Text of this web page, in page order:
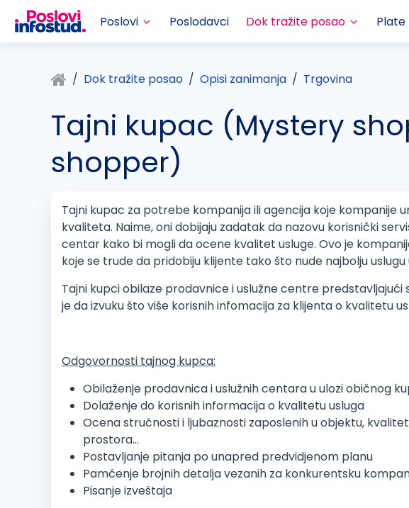
Poslovi Poslodavci Dok tražite posao Plate
Dok tražite posao Opisi zanimanja Trgovina
Tajni kupac (Mystery
shopper)
Tajni kupac za potrebe kompanija ili agencija koje kompanije
kvaliteta. Naime, oni dobijaju zadatak da nazovu korisnički
centar kako bi mogli da ocene kvalitet usluge. Ovo je
koje se trude da pridobiju klijente tako što nude najbolju uslugu
Tajni kupci obilaze prodavnice i uslužne centre predstavljajući
je da izvuku što više korisnih infomacija za klijenta o kvalitetu
Odgovornosti tajnog kupca:
Obilaženje prodavnica i uslužnih centara u ulozi običnog
Dolaženje do korisnih informacija o kvalitetu usluga
Ocena stručnosti i ljubaznosti zaposlenih u objektu,
prostora...
Postavljanje pitanja po unapred predvidjenom planu
Pamćenje brojnih detalja vezanih za konkurentsku
Pisanje izveštaja